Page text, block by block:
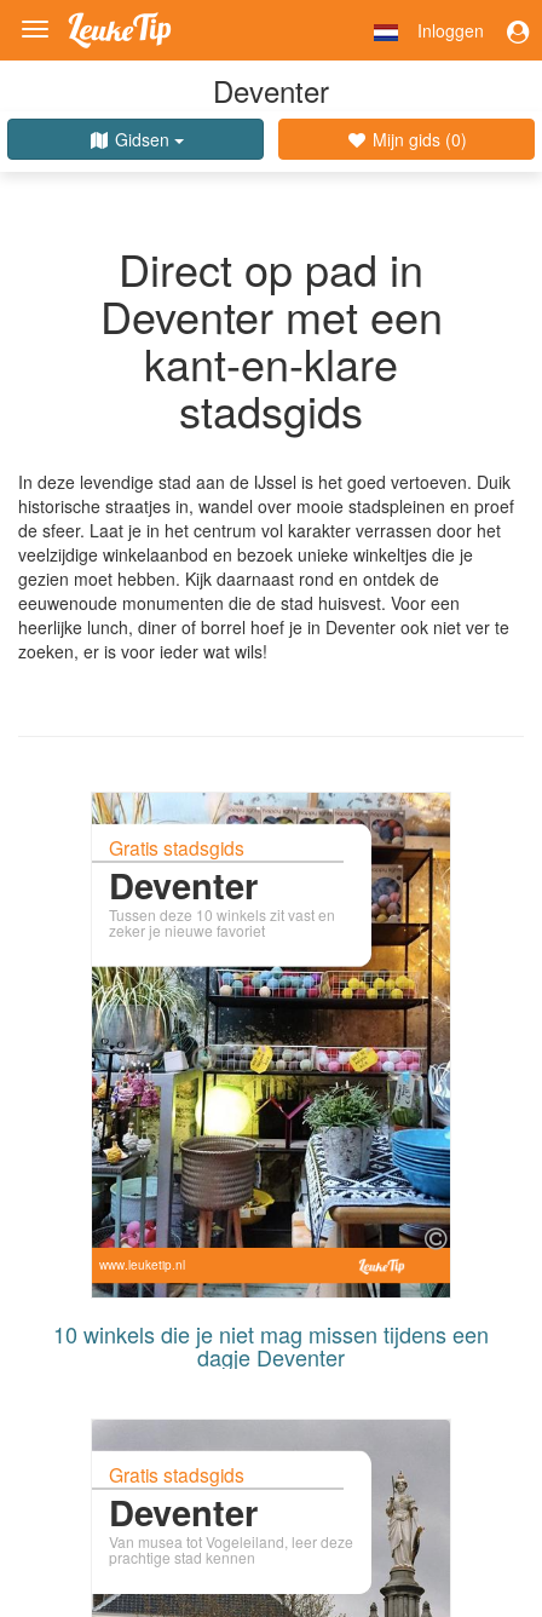
Toggle
navigation
Inloggen
Deventer
Gidsen Mijn gids (0)
Direct op pad in
Deventer met een
kant-en-klare
stadsgids
In deze levendige stad aan de IJssel is het goed vertoeven. Duik
historische straatjes in, wandel over mooie stadspleinen en proef
de sfeer. Laat je in het centrum vol karakter verrassen door het
veelzijdige winkelaanbod en bezoek unieke winkeltjes die je
gezien moet hebben. Kijk daarnaast rond en ontdek de
eeuwenoude monumenten die de stad huisvest. Voor een
heerlijke lunch, diner of borrel hoef je in Deventer ook niet ver te
zoeken, er is voor ieder wat wils!
Gratis stadsgids
Deventer
Tussen deze 10 winkels zit vast en
zeker je nieuwe favoriet
www.leuketip.nl
10 winkels die je niet mag missen tijdens een
dagje Deventer
Gratis stadsgids
Deventer
Van musea tot Vogeleiland, leer deze
prachtige stad kennen